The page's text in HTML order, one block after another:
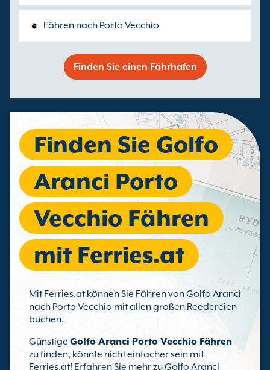
Fähren nach Porto Vecchio
Finden Sie einen Fährhafen
Finden Sie Golfo
Aranci Porto
Vecchio Fähren
mit Ferries.at
Mit Ferries.at können Sie Fähren von Golfo Aranci
nach Porto Vecchio mit allen großen Reedereien
buchen.
Günstige Golfo Aranci Porto Vecchio Fähren
zu finden, könnte nicht einfacher sein mit
Ferries.at! Erfahren Sie mehr zu Golfo Aranci